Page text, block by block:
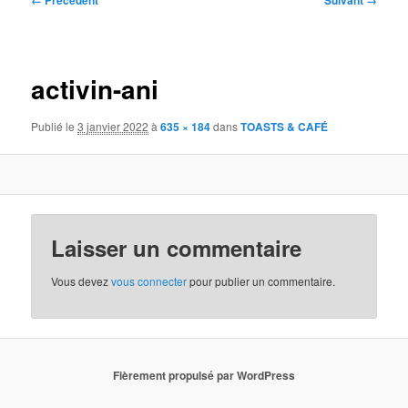
activin-ani
Publié le3 janvier 2022 à635 × 184dansTOASTS & CAFÉ
Laisser un commentaire
Vous devezvous connecterpour publier un commentaire.
Fièrement propulsé par WordPress